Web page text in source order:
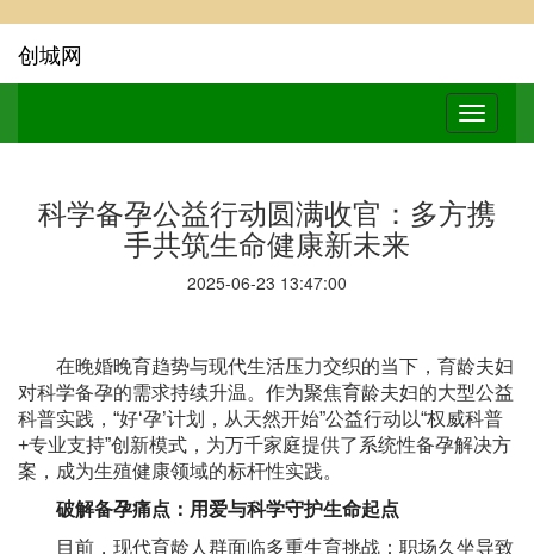
创城网
科学备孕公益行动圆满收官：多方携
手共筑生命健康新未来
2025-06-23 13:47:00
在晚婚晚育趋势与现代生活压力交织的当下，育龄夫妇
对科学备孕的需求持续升温。作为聚焦育龄夫妇的大型公益
科普实践，“好‘孕’计划，从天然开始”公益行动以“权威科普
+专业支持”创新模式，为万千家庭提供了系统性备孕解决方
案，成为生殖健康领域的标杆性实践。
破解备孕痛点：用爱与科学守护生命起点
目前，现代育龄人群面临多重生育挑战：职场久坐导致